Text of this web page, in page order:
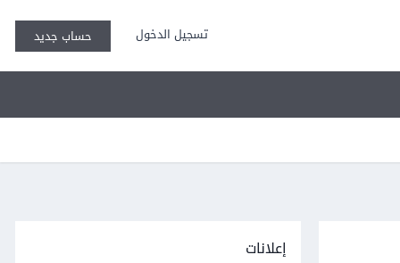
تسجيل الدخول حساب جديد
إعلانات